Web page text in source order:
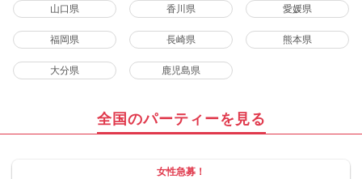
山口県 香川県 愛媛県
福岡県 長崎県 熊本県
大分県 鹿児島県
全国のパーティーを見る
女性急募！